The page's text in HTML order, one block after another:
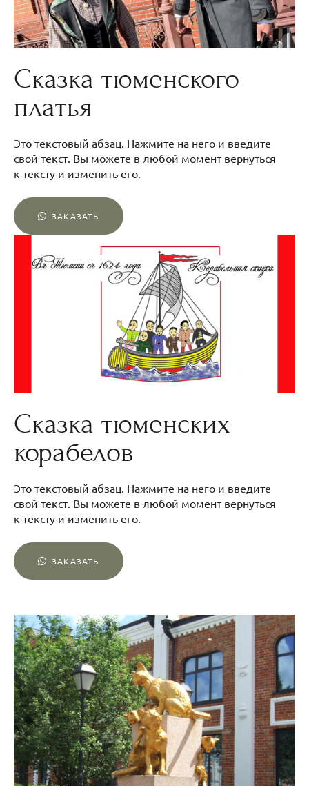
Сказка тюменского
платья
Это текстовый абзац. Нажмите на него и введите
свой текст. Вы можете в любой момент вернуться
к тексту и изменить его.
ЗАКАЗАТЬ
Сказка тюменских
корабелов
Это текстовый абзац. Нажмите на него и введите
свой текст. Вы можете в любой момент вернуться
к тексту и изменить его.
ЗАКАЗАТЬ